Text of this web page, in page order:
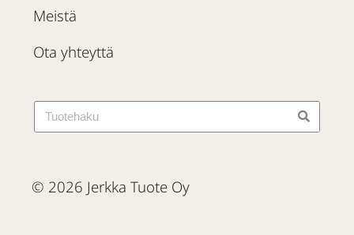
Meistä
Ota yhteyttä
© 2026 Jerkka Tuote Oy